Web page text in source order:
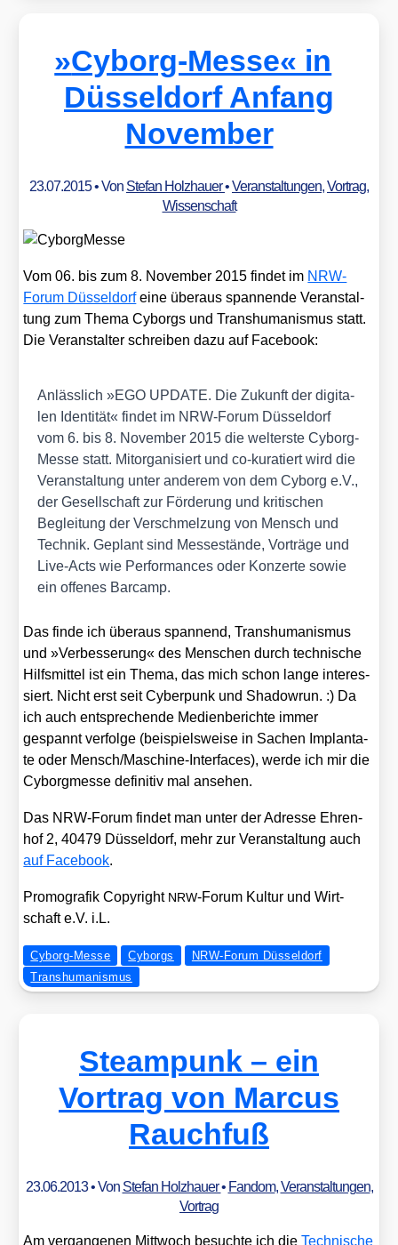
»Cyborg-Messe« in
Düsseldorf Anfang
November
23.07.2015• Von Stefan Holzhauer•Veranstaltungen,Vortrag,
Wissenschaft
Vom 06. bis zum 8. Novem­ber 2015 fin­det im NRW-
Forum Düs­sel­dorfeine über­aus span­nen­de Ver­an­stal­
tung zum The­ma Cyborgs und Trans­hu­ma­nis­mus statt.
Die Ver­an­stal­ter schrei­ben dazu auf Face­book:
Anläss­lich »EGO UPDATE. Die Zukunft der digi­ta­
len Iden­ti­tät« fin­det im NRW-Forum Düs­sel­dorf
vom 6. bis 8. Novem­ber 2015 die welt­ers­te Cyborg-
Mes­se statt. Mit­or­ga­ni­siert und co-kura­tiert wird die
Ver­an­stal­tung unter ande­rem von dem Cyborg e.V.,
der Gesell­schaft zur För­de­rung und kri­ti­schen
Beglei­tung der Ver­schmel­zung von Mensch und
Tech­nik. Geplant sind Mes­se­stän­de, Vor­trä­ge und
Live-Acts wie Per­for­man­ces oder Kon­zer­te sowie
ein offe­nes Bar­camp.
Das fin­de ich über­aus span­nend, Trans­hu­ma­nis­mus
und »Ver­bes­se­rung« des Men­schen durch tech­ni­sche
Hilfs­mit­tel ist ein The­ma, das mich schon lan­ge inter­es­
siert. Nicht erst seit Cyber­punk und Shadowrun. :) Da
ich auch ent­spre­chen­de Medi­en­be­rich­te immer
gespannt ver­fol­ge (bei­spiels­wei­se in Sachen Implan­ta­
te oder Men­sch/­Ma­schi­ne-Inter­faces), wer­de ich mir die
Cyborg­mes­se defi­ni­tiv mal anse­hen.
Das NRW-Forum fin­det man unter der Adres­se Ehren­
hof 2, 40479 Düs­sel­dorf, mehr zur Ver­an­stal­tung auch
auf Face­book.
Pro­mo­gra­fik Copy­right NRW-Forum Kul­tur und Wirt­
schaft e.V. i.L.
Cyborg-Messe Cyborgs
NRW-Forum Düsseldorf
Transhumanismus
Steampunk – ein
Vortrag von Marcus
Rauchfuß
23.06.2013• Von Stefan Holzhauer• Fandom,Veranstaltungen,
Vortrag
Am ver­gan­ge­nen Mitt­woch besuch­te ich dieTech­ni­sche